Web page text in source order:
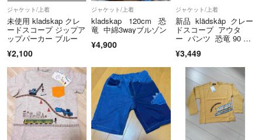
ジャケット/上着
未使用 kladskap クレ
ードスコープ ジップア
ップパーカー ブルー
¥2,100
ジャケット/上着
kladskap 120cm 恐
竜 中綿3wayブルゾン
¥4,900
ジャケット/上着
新品 klädskåp クレー
ドスコープ アウタ
ー パンツ 恐竜 90 10
¥3,449